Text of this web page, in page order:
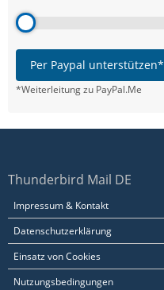
Per Paypal unterstützen*
*Weiterleitung zu PayPal.Me
Thunderbird Mail DE
Impressum & Kontakt
Datenschutzerklärung
Einsatz von Cookies
Nutzungsbedingungen